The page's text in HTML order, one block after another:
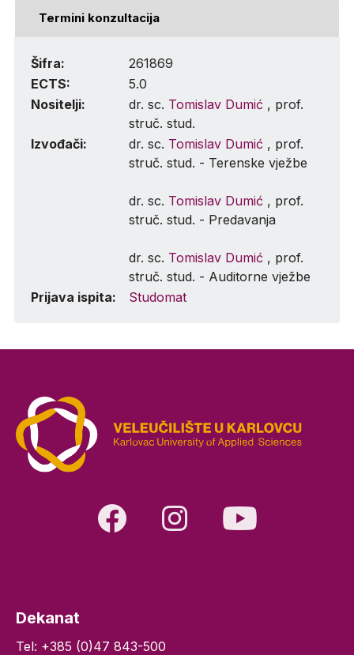
Termini konzultacija
Šifra:
261869
ECTS:
5.0
Nositelji:
dr. sc. Tomislav Dumić , prof.
struč. stud.
Izvođači:
dr. sc. Tomislav Dumić , prof.
struč. stud. - Terenske vježbe
dr. sc. Tomislav Dumić , prof.
struč. stud. - Predavanja
dr. sc. Tomislav Dumić , prof.
struč. stud. - Auditorne vježbe
Prijava ispita:
Studomat
Dekanat
Tel: +385 (0)47 843-500